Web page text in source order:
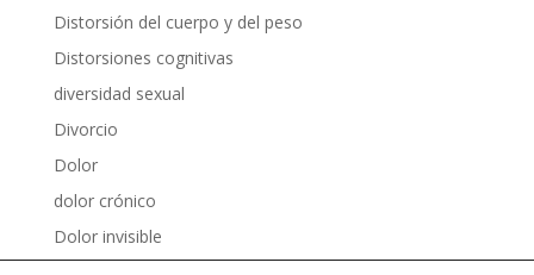
Distorsión del cuerpo y del peso
Distorsiones cognitivas
diversidad sexual
Divorcio
Dolor
dolor crónico
Dolor invisible